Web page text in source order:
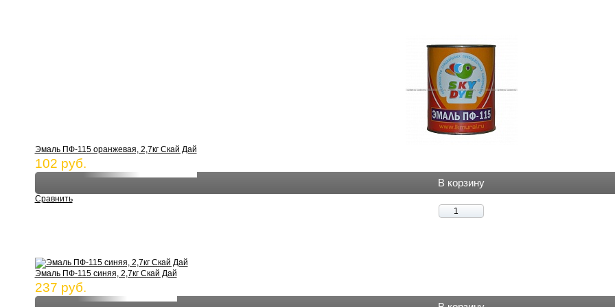
Эмаль ПФ-115 оранжевая, 2,7кг Скай Дай
102 руб.
В корзину
Сравнить
Эмаль ПФ-115 синяя, 2,7кг Скай Дай
237 руб.